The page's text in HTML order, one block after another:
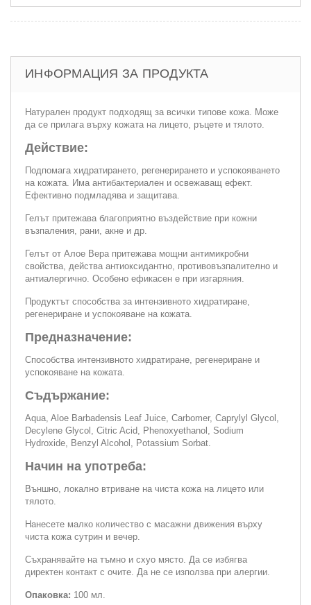
ИНФОРМАЦИЯ ЗА ПРОДУКТА
Натурален продукт подходящ за всички типове кожа. Може
да се прилага върху кожата на лицето, ръцете и тялото.
Действие:
Подпомага хидратирането, регенерирането и успокояването
на кожата. Има антибактериален и освежаващ ефект.
Ефективно подмладява и защитава.
Гелът притежава благоприятно въздействие при кожни
възпаления, рани, акне и др.
Гелът от Алое Вера притежава мощни антимикробни
свойства, действа антиоксидантно, противовъзпалително и
антиалергично. Особено ефикасен е при изгаряния.
Продуктът способства за интензивното хидратиране,
регенериране и успокояване на кожата.
Предназначение:
Способства интензивното хидратиране, регенериране и
успокояване на кожата.
Съдържание:
Aqua, Aloe Barbadensis Leaf Juice, Carbomer, Caprylyl Glycol,
Decylene Glycol, Citric Acid, Phenoxyethanol, Sodium
Hydroxide, Benzyl Alcohol, Potassium Sorbat.
Начин на употреба:
Външно, локално втриване на чиста кожа на лицето или
тялото.
Нанесете малко количество с масажни движения върху
чиста кожа сутрин и вечер.
Съхранявайте на тъмно и схуо място. Да се избягва
директен контакт с очите. Да не се използва при алергии.
Опаковка: 100 мл.